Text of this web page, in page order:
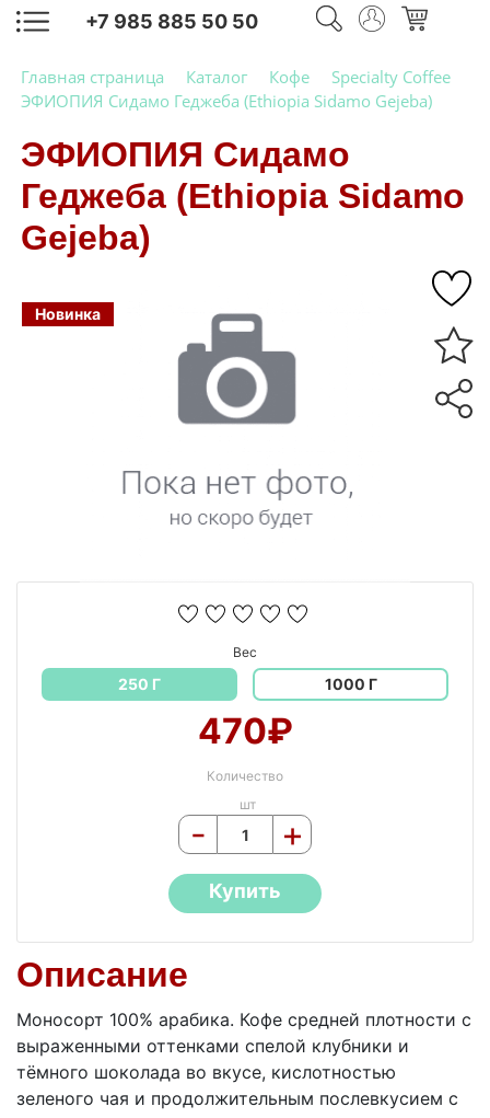
+7 985 885 50 50
Главная страница Каталог Кофе
Specialty Coffee
ЭФИОПИЯ Сидамо Геджеба (Ethiopia Sidamo Gejeba)
ЭФИОПИЯ Сидамо
Геджеба (Ethiopia Sidamo
Gejeba)
Новинка
Вес
250 Г 1000 Г
470₽
Количество
шт
- +
Купить
Описание
Моносорт 100% арабика. Кофе средней плотности с
выраженными оттенками спелой клубники и
тёмного шоколада во вкусе, кислотностью
зеленого чая и продолжительным послевкусием с